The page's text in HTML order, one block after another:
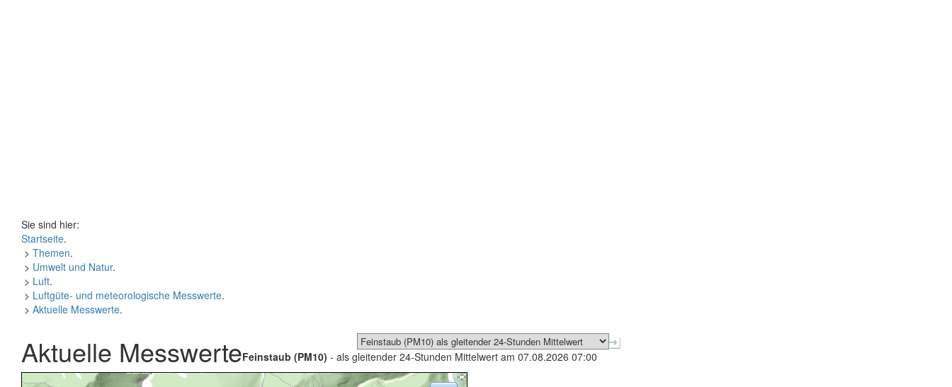
Sie sind hier:
Startseite.
> Themen.
> Umwelt und Natur.
> Luft.
> Luftgüte- und meteorologische Messwerte.
> Aktuelle Messwerte.
Aktuelle MesswerteFeinstaub (PM10) - als gleitender 24-Stunden Mittelwert am 07.08.2026 07:00